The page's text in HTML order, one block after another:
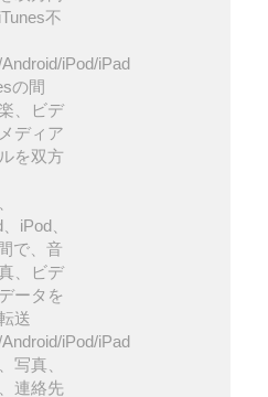
不
iPod/iPad
の間
、ビデ
ディア
を双方
iPod、
で、音
、ビデ
ータを
送
iPod/iPad
写真、
連絡先